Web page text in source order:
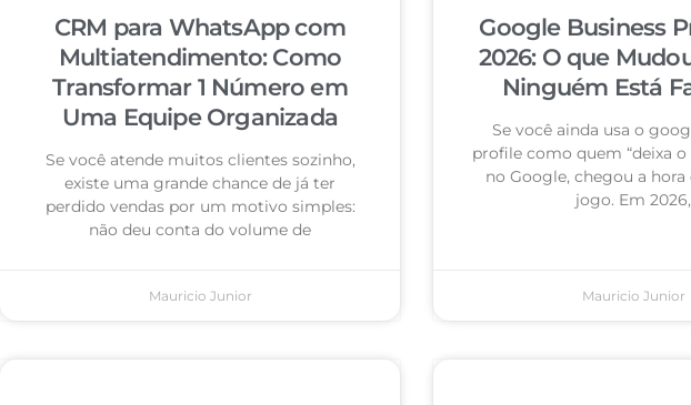
CRM para WhatsApp com
Multiatendimento: Como
Transformar 1 Número em
Uma Equipe Organizada
Se você atende muitos clientes sozinho,
existe uma grande chance de já ter
perdido vendas por um motivo simples:
não deu conta do volume de
Mauricio Junior
Google Business
2026: O que
Ninguém Está
Se você ainda usa o
profile como quem “deixa o
no Google, chegou a hora
jogo. Em 2026,
Mauricio Junior